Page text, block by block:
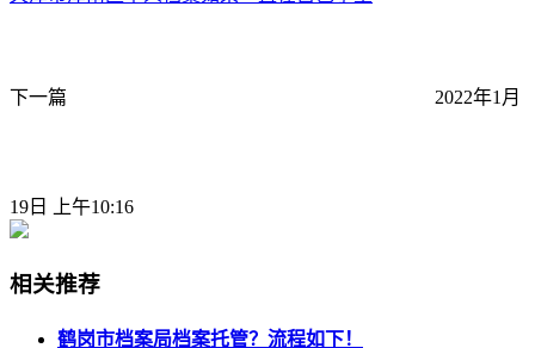
下一篇 2022年1月
19日 上午10:16
相关推荐
鹤岗市档案局档案托管？流程如下！